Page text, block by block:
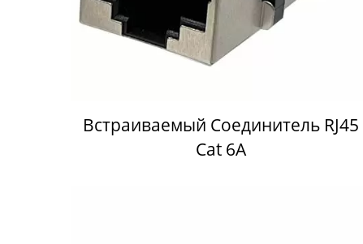
Встраиваемый Соединитель RJ45
Cat 6A